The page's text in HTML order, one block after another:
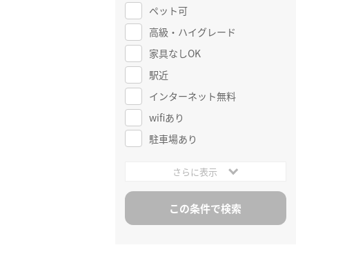
ペット可
高級・ハイグレード
家具なしOK
駅近
インターネット無料
wifiあり
駐車場あり
さらに表示